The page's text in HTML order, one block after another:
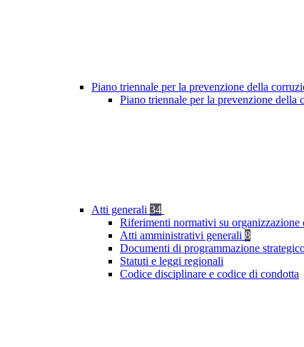
Piano triennale per la prevenzione della
Piano triennale per la prevenzione della
Atti generali 34
Riferimenti normativi su organizzazione
Atti amministrativi generali 8
Documenti di programmazione
Statuti e leggi regionali
Codice disciplinare e codice di condotta